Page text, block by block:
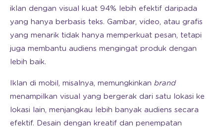
iklan dengan visual kuat 94% lebih efektif daripada
yang hanya berbasis teks. Gambar, video, atau grafis
yang menarik tidak hanya memperkuat pesan, tetapi
juga membantu audiens mengingat produk dengan
lebih baik.
Iklan di mobil, misalnya, memungkinkan brand
menampilkan visual yang bergerak dari satu lokasi ke
lokasi lain, menjangkau lebih banyak audiens secara
efektif. Desain dengan kreatif dan penempatan